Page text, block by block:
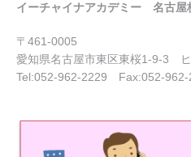
イーチャイナアカデミー 名古屋
〒461-0005
愛知県名古屋市東区東桜1-9-3
Tel:052-962-2229 Fax:052-962-